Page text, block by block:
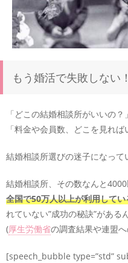
もう婚活で失敗しない
「どこの結婚相談所がいいの？」
「料金や会員数、どこを見れば
結婚相談所選びの迷子になって
結婚相談所、その数なんと4000
全国で50万人以上が利用して
れていない”成功の秘訣”がある
(厚生労働省の調査結果や連盟へ
[speech_bubble type=”std”